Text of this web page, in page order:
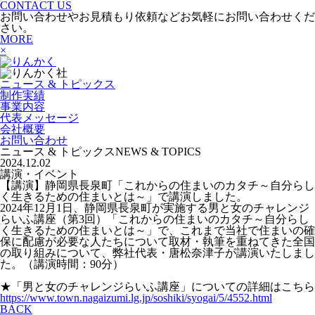
CONTACT US
お問い合わせやお見積もり依頼などお気軽にお問い合わせくだ
さい。
MORE
×
ニュース & トピックス
制作実績
事業内容
代表メッセージ
会社概要
お問い合わせ
ニュース & トピックスNEWS & TOPICS
2024.12.02
講演・イベント
【講演】静岡県長泉町「これからの住まいのカタチ～自分らし
く生きるための住まいとは～」で講演しました。
2024年12月1日、静岡県長泉町が実施する男と女のチャレンジ
らいふ講座（第3回）「これからの住まいのカタチ～自分らし
く生きるための住まいとは～」で、これまで当社で住まいの確
保に配慮が必要な人たちについて取材・執筆を重ねてきた全国
の取り組みについて、弊社代表・唐松奈津子が講演いたしまし
た。（講演時間：90分）
★「男と女のチャレンジらいふ講座」についての詳細はこちら
https://www.town.nagaizumi.lg.jp/soshiki/syogai/5/4552.html
BACK